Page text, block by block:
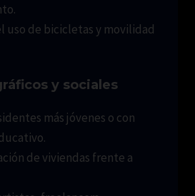
uso de bicicletas y movilidad
y sociales
más jóvenes o con
de viviendas frente a